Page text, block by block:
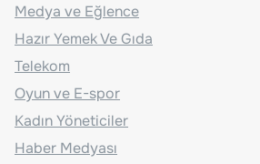
Medya ve Eğlence
Hazır Yemek Ve Gıda
Telekom
Oyun ve E-spor
Kadın Yöneticiler
Haber Medyası